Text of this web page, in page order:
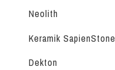
Neolith
Keramik SapienStone
Dekton